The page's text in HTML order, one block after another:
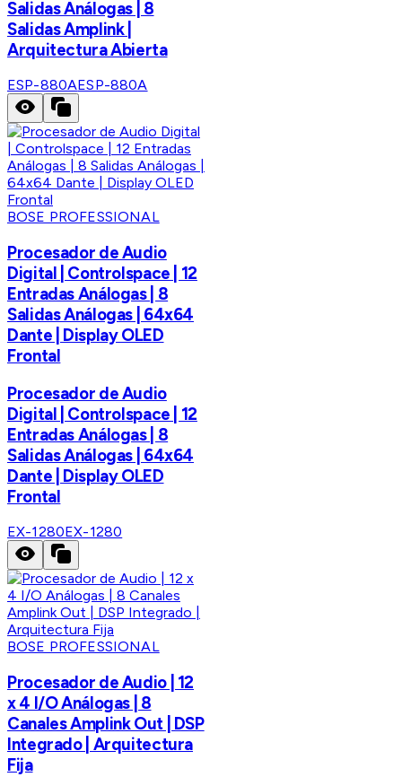
Salidas Análogas | 8
Salidas Amplink |
Arquitectura Abierta
ESP-880AESP-880A
BOSE PROFESSIONAL
Procesador de Audio
Digital | Controlspace | 12
Entradas Análogas | 8
Salidas Análogas | 64x64
Dante | Display OLED
Frontal
Procesador de Audio
Digital | Controlspace | 12
Entradas Análogas | 8
Salidas Análogas | 64x64
Dante | Display OLED
Frontal
EX-1280EX-1280
BOSE PROFESSIONAL
Procesador de Audio | 12
x 4 I/O Análogas | 8
Canales Amplink Out | DSP
Integrado | Arquitectura
Fija